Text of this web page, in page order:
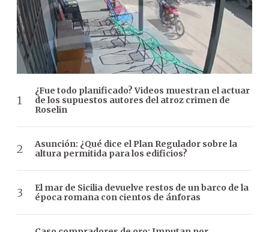
¿Fue todo planificado? Videos muestran el actuar
de los supuestos autores del atroz crimen de
Roselin
Asunción: ¿Qué dice el Plan Regulador sobre la
altura permitida para los edificios?
El mar de Sicilia devuelve restos de un barco de la
época romana con cientos de ánforas